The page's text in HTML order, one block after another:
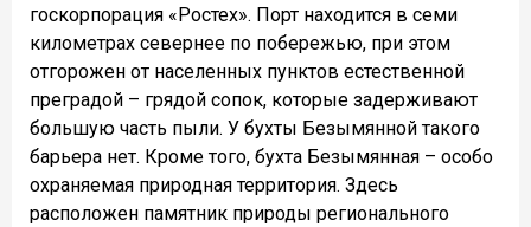
госкорпорация «Ростех». Порт находится в семи
километрах севернее по побережью, при этом
отгорожен от населенных пунктов естественной
преградой – грядой сопок, которые задерживают
большую часть пыли. У бухты Безымянной такого
барьера нет. Кроме того, бухта Безымянная – особо
охраняемая природная территория. Здесь
расположен памятник природы регионального